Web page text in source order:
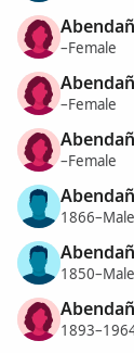
–Female
–Female
–Female
1866–Male
1850–Male